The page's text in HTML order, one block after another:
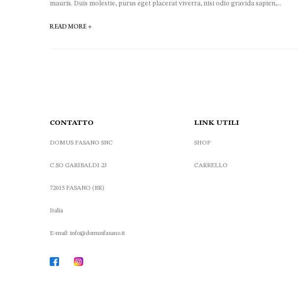
mauris. Duis molestie, purus eget placerat viverra, nisi odio gravida sapien,...
READ MORE +
CONTATTO
DOMUS FASANO SNC
C.SO GARIBALDI 23
72015 FASANO (BR)
Italia
E-mail: info@domusfasano.it
LINK UTILI
SHOP
CARRELLO